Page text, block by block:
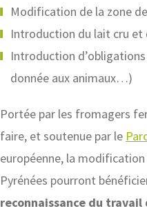
Modification de la zone
Introduction du lait cru et
Introduction
donnée aux animaux…)
Portée par les fromagers
faire, et soutenue par le
européenne, la
Pyrénées pourront
reconnaissance du